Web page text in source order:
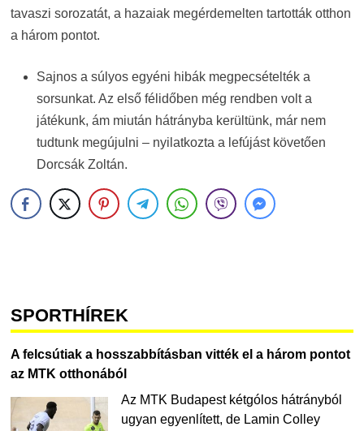
tavaszi sorozatát, a hazaiak megérdemelten tartották otthon
a három pontot.
Sajnos a súlyos egyéni hibák megpecsételték a
sorsunkat. Az első félidőben még rendben volt a
játékunk, ám miután hátrányba kerültünk, már nem
tudtunk megújulni – nyilatkozta a lefújást követően
Dorcsák Zoltán.
SPORTHÍREK
A felcsútiak a hosszabbításban vitték el a három pontot
az MTK otthonából
Az MTK Budapest kétgólos hátrányból
ugyan egyenlített, de Lamin Colley